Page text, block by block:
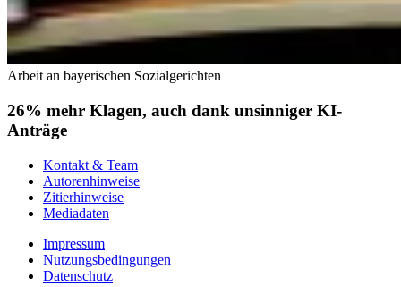
Arbeit an bayerischen Sozialgerichten
26% mehr Klagen, auch dank unsinniger KI-
Anträge
Kontakt & Team
Autorenhinweise
Zitierhinweise
Mediadaten
Impressum
Nutzungsbedingungen
Datenschutz